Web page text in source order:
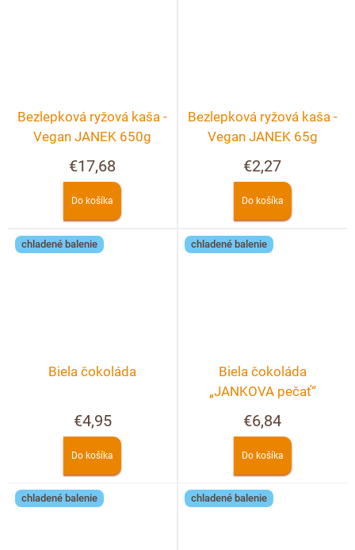
Bezlepková ryžová kaša -
Vegan JANEK 650g
€17,68
Do košíka
Bezlepková ryžová kaša -
Vegan JANEK 65g
€2,27
Do košíka
chladené balenie
Biela čokoláda
€4,95
Do košíka
chladené balenie
Biela čokoláda
„JANKOVA pečať“
€6,84
Do košíka
chladené balenie chladené balenie